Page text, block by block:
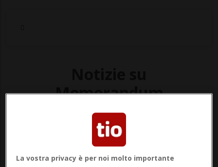
Memorandum
Segui le notizie e gli approfondimenti su
Memorandum.
La vostra privacy è per noi molto importante